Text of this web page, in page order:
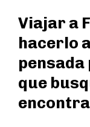
Viajar a
hacerlo
pensada
que